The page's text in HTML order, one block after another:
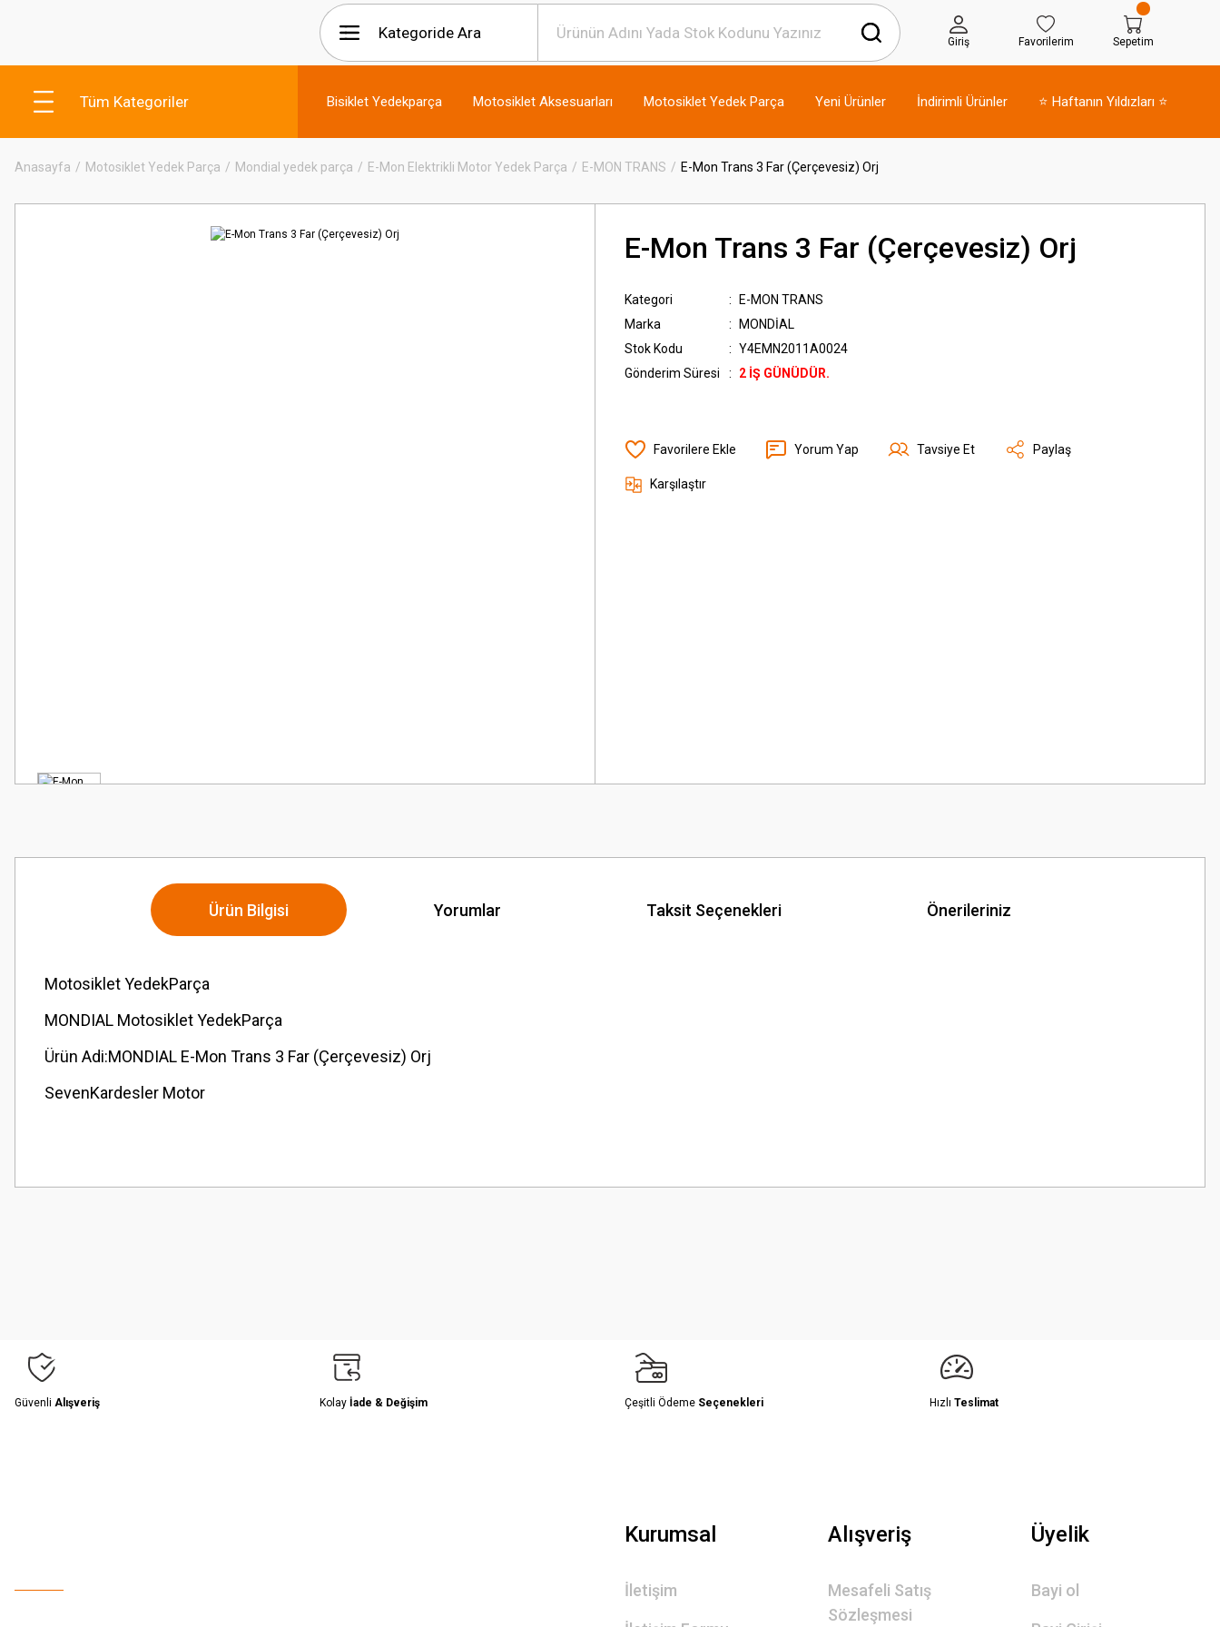
Giriş Favorilerim Sepetim
Tüm Kategoriler Bisiklet Yedekparça Motosiklet Aksesuarları Motosiklet Yedek Parça Yeni Ürünler İndirimli Ürünler ⭐ Haftanın Yıldızları ⭐
Anasayfa Motosiklet Yedek Parça Mondial yedek parça E-Mon Elektrikli Motor Yedek Parça E-MON TRANS E-Mon Trans 3 Far (Çerçevesiz) Orj
E-Mon Trans 3 Far (Çerçevesiz) Orj
Kategori
E-MON TRANS
Marka
MONDİAL
Stok Kodu
Y4EMN2011A0024
Gönderim Süresi
2 İŞ GÜNÜDÜR.
Yorum Yap Tavsiye Et Paylaş
Karşılaştır
Ürün Bilgisi Yorumlar Taksit Seçenekleri Önerileriniz
Motosiklet YedekParça
MONDIAL Motosiklet YedekParça
Ürün Adi:MONDIAL E-Mon Trans 3 Far (Çerçevesiz) Orj
SevenKardesler Motor
Görüş ve önerileriniz için teşekkür ederiz.
Güvenli Alışveriş Kolay İade & Değişim Çeşitli Ödeme Seçenekleri Hızlı Teslimat
Kurumsal
İletişim
Alışveriş
Mesafeli Satış
Sözleşmesi
Üyelik
Bayi ol